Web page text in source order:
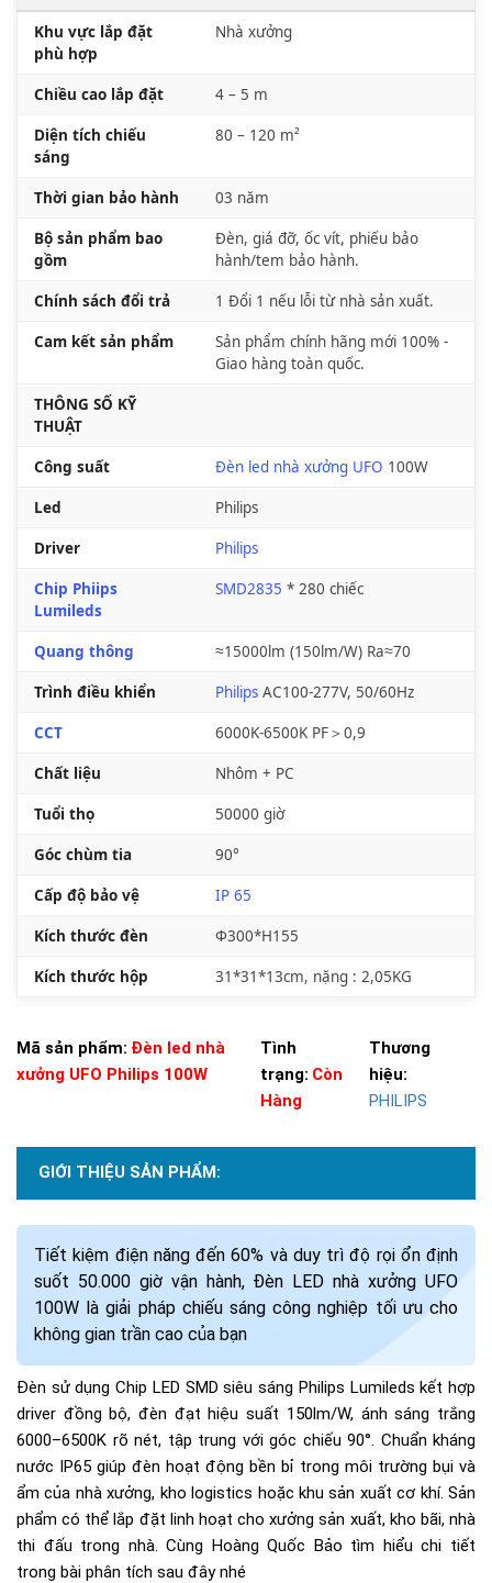
Khu vực lắp đặt
phù hợp
Nhà xưởng
Chiều cao lắp đặt 4 – 5 m
Diện tích chiếu
sáng
80 – 120 m²
Thời gian bảo hành 03 năm
Bộ sản phẩm bao
gồm
Đèn, giá đỡ, ốc vít, phiếu bảo
hành/tem bảo hành.
Chính sách đổi trả 1 Đổi 1 nếu lỗi từ nhà sản xuất.
Cam kết sản phẩm
Sản phẩm chính hãng mới 100% -
Giao hàng toàn quốc.
THÔNG SỐ KỸ
THUẬT
Công suất Đèn led nhà xưởng UFO 100W
Led Philips
Driver Philips
Chip Phiips
Lumileds
SMD2835 * 280 chiếc
Quang thông ≈15000lm (150lm/W) Ra≈70
Trình điều khiển Philips AC100-277V, 50/60Hz
CCT 6000K-6500K PF＞0,9
Chất liệu Nhôm + PC
Tuổi thọ 50000 giờ
Góc chùm tia 90°
Cấp độ bảo vệ IP 65
Kích thước đèn Φ300*H155
Kích thước hộp 31*31*13cm, nặng : 2,05KG
Mã sản phẩm: Đèn led nhà
xưởng UFO Philips 100W
Tình
trạng: Còn
Hàng
Thương
hiệu:
PHILIPS
GIỚI THIỆU SẢN PHẨM:
Tiết kiệm điện năng đến 60% và duy trì độ rọi ổn định
suốt 50.000 giờ vận hành, Đèn LED nhà xưởng UFO
100W là giải pháp chiếu sáng công nghiệp tối ưu cho
không gian trần cao của bạn
Đèn sử dụng Chip LED SMD siêu sáng Philips Lumileds kết hợp
driver đồng bộ, đèn đạt hiệu suất 150lm/W, ánh sáng trắng
6000–6500K rõ nét, tập trung với góc chiếu 90°. Chuẩn kháng
nước IP65 giúp đèn hoạt động bền bỉ trong môi trường bụi và
ẩm của nhà xưởng, kho logistics hoặc khu sản xuất cơ khí. Sản
phẩm có thể lắp đặt linh hoạt cho xưởng sản xuất, kho bãi, nhà
thi đấu trong nhà. Cùng Hoàng Quốc Bảo tìm hiểu chi tiết
trong bài phân tích sau đây nhé